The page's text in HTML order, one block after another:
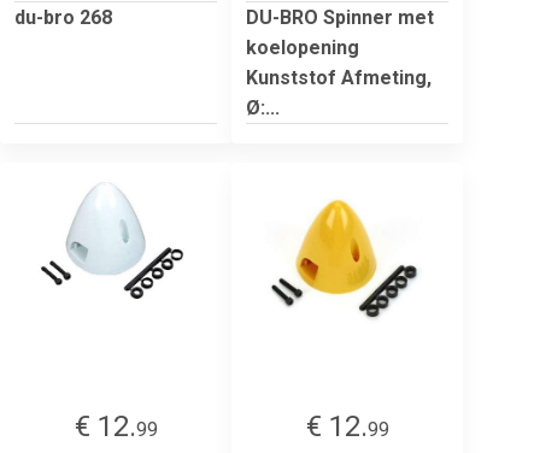
du-bro 268
DU-BRO Spinner met
koelopening
Kunststof Afmeting,
Ø:...
€ 12.99
€ 12.99